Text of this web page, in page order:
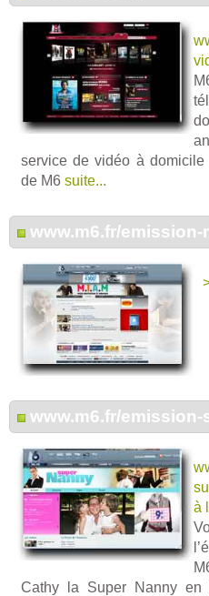
service de vidéo à
de M6 suite...
www.m6.fr/emission-
www.m6.fr/
à
Cathy la Super Nanny